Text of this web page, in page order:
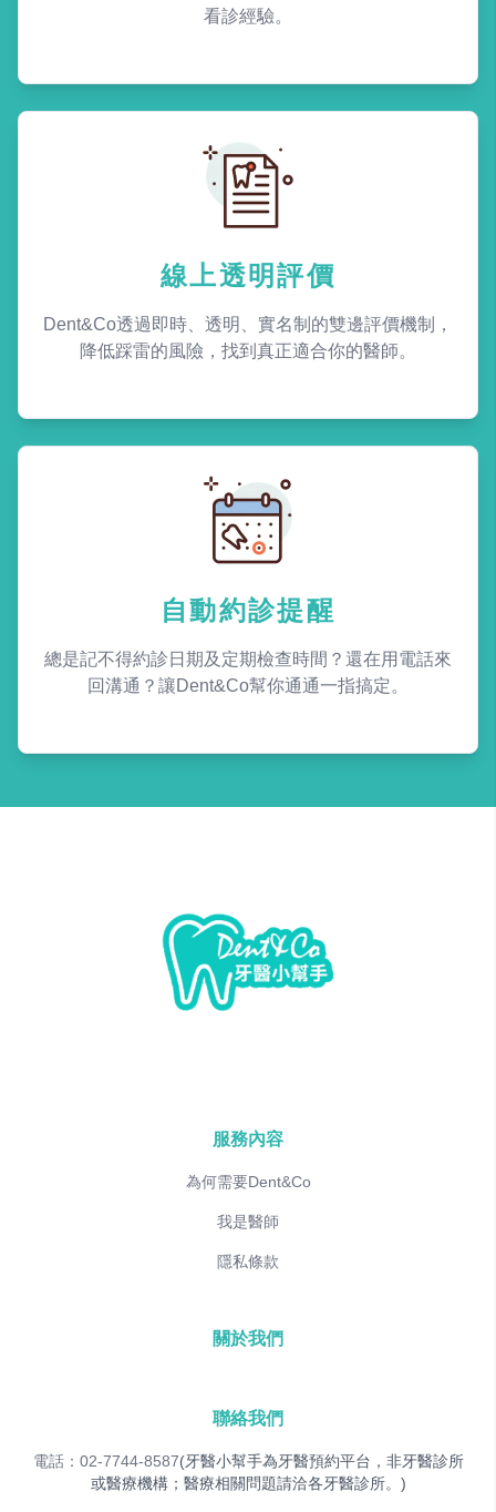
看診經驗。
線上透明評價
Dent&Co透過即時、透明、實名制的雙邊評價機制，
降低踩雷的風險，找到真正適合你的醫師。
自動約診提醒
總是記不得約診日期及定期檢查時間？還在用電話來
回溝通？讓Dent&Co幫你通通一指搞定。
服務內容
為何需要Dent&Co
我是醫師
隱私條款
關於我們
聯絡我們
電話：02-7744-8587(牙醫小幫手為牙醫預約平台，非牙醫診所
或醫療機構；醫療相關問題請洽各牙醫診所。)